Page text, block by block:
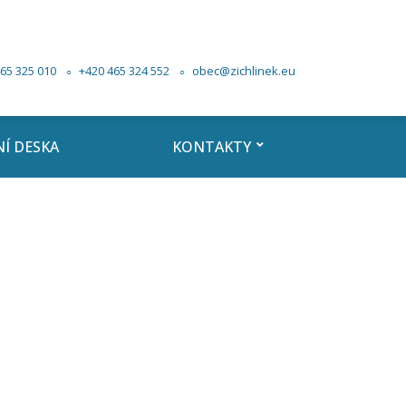
325 010 +420 465 324 552 obec@zichlinek.eu
DESKA KONTAKTY